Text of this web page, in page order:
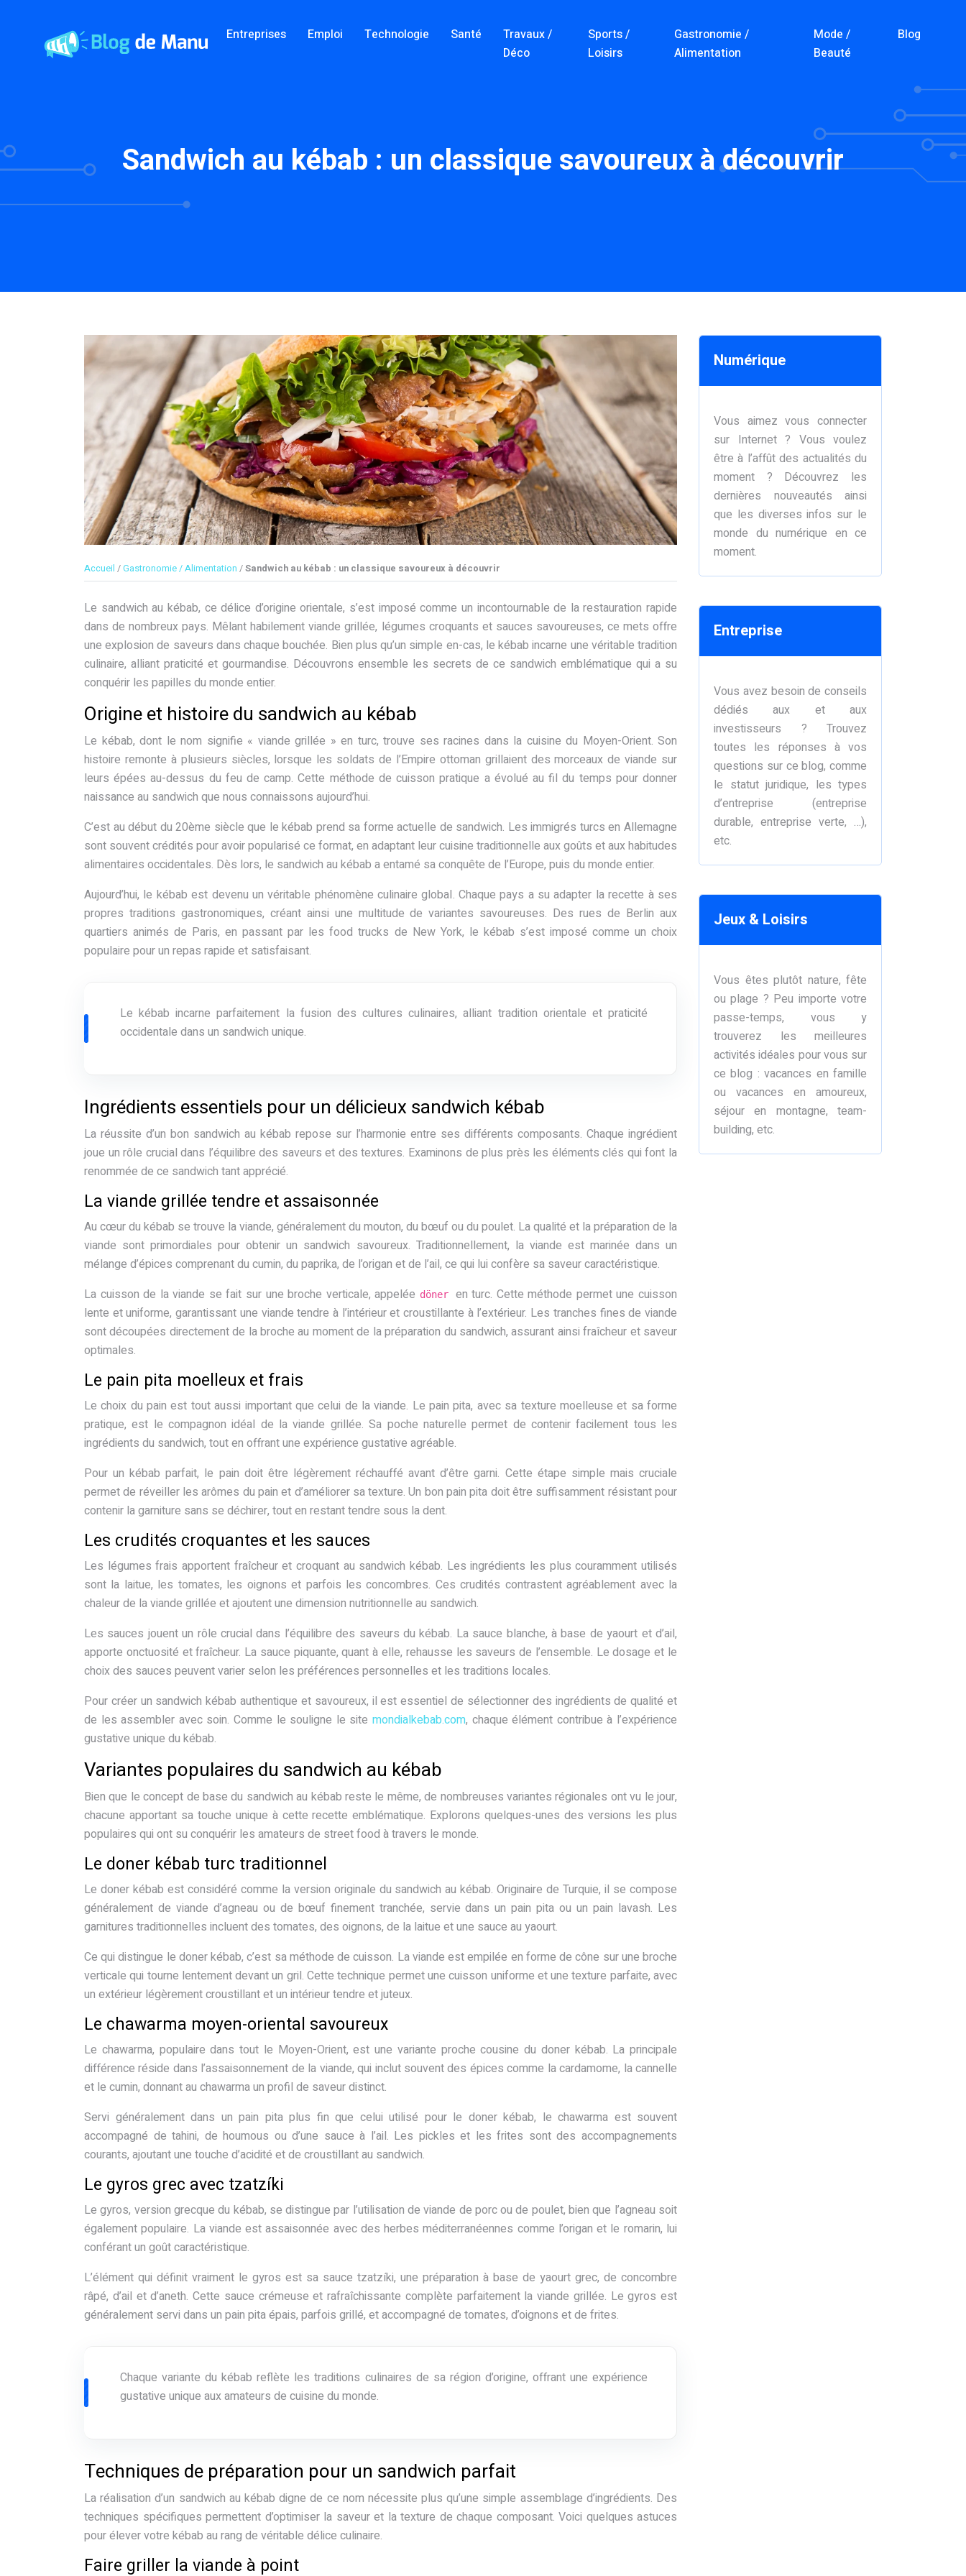
Entreprises Emploi Technologie Santé
Travaux /
Déco
Sports /
Loisirs
Gastronomie /
Alimentation
Mode /
Beauté
Blog
Sandwich au kébab : un classique savoureux à découvrir
Accueil /Gastronomie / Alimentation /Sandwich au kébab : un classique savoureux à découvrir
Le sandwich au kébab, ce délice d’origine orientale, s’est imposé comme un incontournable de la restauration rapide
dans de nombreux pays. Mêlant habilement viande grillée, légumes croquants et sauces savoureuses, ce mets offre
une explosion de saveurs dans chaque bouchée. Bien plus qu’un simple en-cas, le kébab incarne une véritable tradition
culinaire, alliant praticité et gourmandise. Découvrons ensemble les secrets de ce sandwich emblématique qui a su
conquérir les papilles du monde entier.
Origine et histoire du sandwich au kébab
Le kébab, dont le nom signifie « viande grillée » en turc, trouve ses racines dans la cuisine du Moyen-Orient. Son
histoire remonte à plusieurs siècles, lorsque les soldats de l’Empire ottoman grillaient des morceaux de viande sur
leurs épées au-dessus du feu de camp. Cette méthode de cuisson pratique a évolué au fil du temps pour donner
naissance au sandwich que nous connaissons aujourd’hui.
C’est au début du 20ème siècle que le kébab prend sa forme actuelle de sandwich. Les immigrés turcs en Allemagne
sont souvent crédités pour avoir popularisé ce format, en adaptant leur cuisine traditionnelle aux goûts et aux habitudes
alimentaires occidentales. Dès lors, le sandwich au kébab a entamé sa conquête de l’Europe, puis du monde entier.
Aujourd’hui, le kébab est devenu un véritable phénomène culinaire global. Chaque pays a su adapter la recette à ses
propres traditions gastronomiques, créant ainsi une multitude de variantes savoureuses. Des rues de Berlin aux
quartiers animés de Paris, en passant par les food trucks de New York, le kébab s’est imposé comme un choix
populaire pour un repas rapide et satisfaisant.
Le kébab incarne parfaitement la fusion des cultures culinaires, alliant tradition orientale et praticité
occidentale dans un sandwich unique.
Ingrédients essentiels pour un délicieux sandwich kébab
La réussite d’un bon sandwich au kébab repose sur l’harmonie entre ses différents composants. Chaque ingrédient
joue un rôle crucial dans l’équilibre des saveurs et des textures. Examinons de plus près les éléments clés qui font la
renommée de ce sandwich tant apprécié.
La viande grillée tendre et assaisonnée
Au cœur du kébab se trouve la viande, généralement du mouton, du bœuf ou du poulet. La qualité et la préparation de la
viande sont primordiales pour obtenir un sandwich savoureux. Traditionnellement, la viande est marinée dans un
mélange d’épices comprenant du cumin, du paprika, de l’origan et de l’ail, ce qui lui confère sa saveur caractéristique.
La cuisson de la viande se fait sur une broche verticale, appelée döner en turc. Cette méthode permet une cuisson
lente et uniforme, garantissant une viande tendre à l’intérieur et croustillante à l’extérieur. Les tranches fines de viande
sont découpées directement de la broche au moment de la préparation du sandwich, assurant ainsi fraîcheur et saveur
optimales.
Le pain pita moelleux et frais
Le choix du pain est tout aussi important que celui de la viande. Le pain pita, avec sa texture moelleuse et sa forme
pratique, est le compagnon idéal de la viande grillée. Sa poche naturelle permet de contenir facilement tous les
ingrédients du sandwich, tout en offrant une expérience gustative agréable.
Pour un kébab parfait, le pain doit être légèrement réchauffé avant d’être garni. Cette étape simple mais cruciale
permet de réveiller les arômes du pain et d’améliorer sa texture. Un bon pain pita doit être suffisamment résistant pour
contenir la garniture sans se déchirer, tout en restant tendre sous la dent.
Les crudités croquantes et les sauces
Les légumes frais apportent fraîcheur et croquant au sandwich kébab. Les ingrédients les plus couramment utilisés
sont la laitue, les tomates, les oignons et parfois les concombres. Ces crudités contrastent agréablement avec la
chaleur de la viande grillée et ajoutent une dimension nutritionnelle au sandwich.
Les sauces jouent un rôle crucial dans l’équilibre des saveurs du kébab. La sauce blanche, à base de yaourt et d’ail,
apporte onctuosité et fraîcheur. La sauce piquante, quant à elle, rehausse les saveurs de l’ensemble. Le dosage et le
choix des sauces peuvent varier selon les préférences personnelles et les traditions locales.
Pour créer un sandwich kébab authentique et savoureux, il est essentiel de sélectionner des ingrédients de qualité et
de les assembler avec soin. Comme le souligne le site mondialkebab.com, chaque élément contribue à l’expérience
gustative unique du kébab.
Variantes populaires du sandwich au kébab
Bien que le concept de base du sandwich au kébab reste le même, de nombreuses variantes régionales ont vu le jour,
chacune apportant sa touche unique à cette recette emblématique. Explorons quelques-unes des versions les plus
populaires qui ont su conquérir les amateurs de street food à travers le monde.
Le doner kébab turc traditionnel
Le doner kébab est considéré comme la version originale du sandwich au kébab. Originaire de Turquie, il se compose
généralement de viande d’agneau ou de bœuf finement tranchée, servie dans un pain pita ou un pain lavash. Les
garnitures traditionnelles incluent des tomates, des oignons, de la laitue et une sauce au yaourt.
Ce qui distingue le doner kébab, c’est sa méthode de cuisson. La viande est empilée en forme de cône sur une broche
verticale qui tourne lentement devant un gril. Cette technique permet une cuisson uniforme et une texture parfaite, avec
un extérieur légèrement croustillant et un intérieur tendre et juteux.
Le chawarma moyen-oriental savoureux
Le chawarma, populaire dans tout le Moyen-Orient, est une variante proche cousine du doner kébab. La principale
différence réside dans l’assaisonnement de la viande, qui inclut souvent des épices comme la cardamome, la cannelle
et le cumin, donnant au chawarma un profil de saveur distinct.
Servi généralement dans un pain pita plus fin que celui utilisé pour le doner kébab, le chawarma est souvent
accompagné de tahini, de houmous ou d’une sauce à l’ail. Les pickles et les frites sont des accompagnements
courants, ajoutant une touche d’acidité et de croustillant au sandwich.
Le gyros grec avec tzatzíki
Le gyros, version grecque du kébab, se distingue par l’utilisation de viande de porc ou de poulet, bien que l’agneau soit
également populaire. La viande est assaisonnée avec des herbes méditerranéennes comme l’origan et le romarin, lui
conférant un goût caractéristique.
L’élément qui définit vraiment le gyros est sa sauce tzatzíki, une préparation à base de yaourt grec, de concombre
râpé, d’ail et d’aneth. Cette sauce crémeuse et rafraîchissante complète parfaitement la viande grillée. Le gyros est
généralement servi dans un pain pita épais, parfois grillé, et accompagné de tomates, d’oignons et de frites.
Chaque variante du kébab reflète les traditions culinaires de sa région d’origine, offrant une expérience
gustative unique aux amateurs de cuisine du monde.
Techniques de préparation pour un sandwich parfait
La réalisation d’un sandwich au kébab digne de ce nom nécessite plus qu’une simple assemblage d’ingrédients. Des
techniques spécifiques permettent d’optimiser la saveur et la texture de chaque composant. Voici quelques astuces
pour élever votre kébab au rang de véritable délice culinaire.
Faire griller la viande à point
Numérique
Vous aimez vous connecter
sur Internet ? Vous voulez
être à l’affût des actualités du
moment ? Découvrez les
dernières nouveautés ainsi
que les diverses infos sur le
monde du numérique en ce
moment.
Entreprise
Vous avez besoin de conseils
dédiés aux et aux
investisseurs ? Trouvez
toutes les réponses à vos
questions sur ce blog, comme
le statut juridique, les types
d’entreprise (entreprise
durable, entreprise verte, …),
etc.
Jeux & Loisirs
Vous êtes plutôt nature, fête
ou plage ? Peu importe votre
passe-temps, vous y
trouverez les meilleures
activités idéales pour vous sur
ce blog : vacances en famille
ou vacances en amoureux,
séjour en montagne, team-
building, etc.